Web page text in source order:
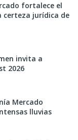
fortalece el
certeza jurídica de
invita a
2026
Mercado
lluvias